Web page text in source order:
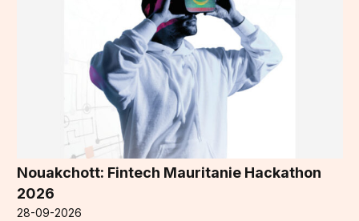
Nouakchott: Fintech Mauritanie Hackathon
2026
28-09-2026